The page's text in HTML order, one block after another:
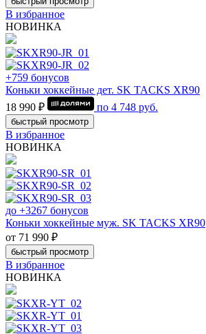
В избранное
НОВИНКА
+759 бонусов
Коньки хоккейные дет. SK TACKS XR90
18 990 ₽
по 4 748 руб.
быстрый просмотр
В избранное
НОВИНКА
до +3267 бонусов
Коньки хоккейные муж. SK TACKS XR90
от 71 990 ₽
быстрый просмотр
В избранное
НОВИНКА